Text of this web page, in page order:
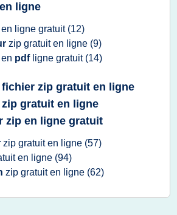
ligne
ligne gratuit (12)
zip gratuit en ligne (9)
pdf ligne gratuit (14)
zip gratuit en ligne
gratuit en ligne
zip en ligne gratuit
zip gratuit en ligne (57)
en ligne (94)
zip gratuit en ligne (62)